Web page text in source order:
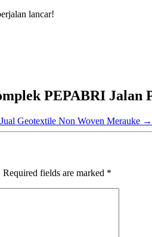
lancar!
PEPABRI Jalan
Jual Geotextile Non Woven Merauke →
Required fields are marked *